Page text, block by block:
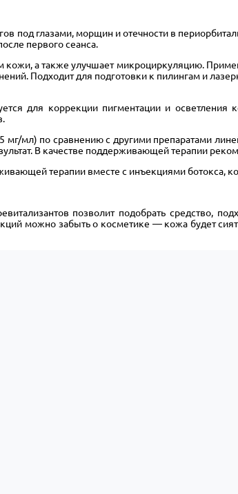
под глазами, морщин и отечности в
первого сеанса.
а также улучшает микроциркуляцию.
Подходит для подготовки к пилингам и
для коррекции пигментации и
мл) по сравнению с другими препаратами
В качестве поддерживающей терапии
терапии вместе с инъекциями ботокса,
позволит подобрать средство,
можно забыть о косметике — кожа будет